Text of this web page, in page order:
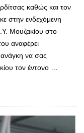
καθώς και τον
στην ενδεχόμενη
Μουζακίου στο
αναφέρει
ανάγκη να σας
τον έντονο …